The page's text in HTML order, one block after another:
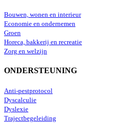
Bouwen, wonen en interieur
Economie en ondernemen
Groen
Horeca, bakkerij en recreatie
Zorg en welzijn
ONDERSTEUNING
Anti-pestprotocol
Dyscalculie
Dyslexie
Trajectbegeleiding